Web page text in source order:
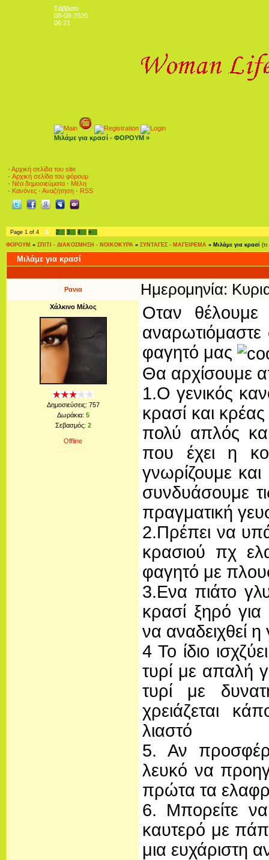
Σάββατο
08-08-2026
06:21
Μιλάμε για κρασί - ΦΟΡΟΥΜ »
· Αρχική σελίδα του site
· Αρχική σελίδα του φόρουμ
· Νέα δημοσιεύματα · Μέλη
· Κανόνες · Αναζήτηση · RSS
Page 1 of 4 1 2 3 4 »
ΦΟΡΟΥΜ » ΣΠΙΤΙ - ΔΙΑΚΟΣΜΗΣΗ - ΝΟΙΚΟΚΥΡΑ » ΣΥΝΤΑΓΕΣ - ΜΑΓΕΙΡΕΜΑ » Μιλάμε για κρασί
Μιλάμε για κρασί
Ρανια Ημερομηνία:
Χάλκινο Μέλος
Δημοσιεύσεις: 757
Δωράκια: 5
Σεβασμός: 2
Offline
Οταν θέλουμε
φαγητό μας
Θα αρχίσουμε
1.Ο γενικός
κρασί και
πολύ απλός
που έχει η
γνωρίζουμε
συνδυάσουμε
πραγματική
2.Πρέπει να
κρασιού πχ
φαγητό με
3.Ενα πιάτο
κρασί ξηρό
να αναδειχθεί
4 Το ίδιο
τυρί με απαλή
τυρί με
χρειάζεται
λιαστό
5. Αν
λευκό να
πρώτα τα
6. Μπορείτε
καυτερό με
μια ευχάριστη